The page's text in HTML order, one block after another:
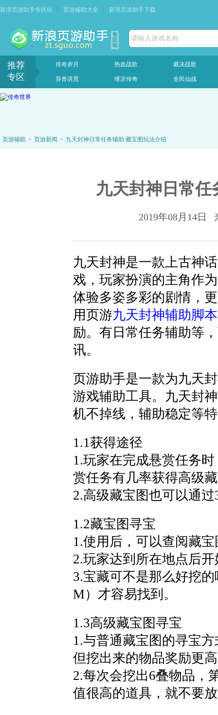
新浪页游助手专区站 页游辅助大全 新浪页游助手下载
请输入游戏名称...
推荐
专区
传奇岁月 热血战歌 裁决战歌
异兽洪荒 维京传奇 全民仙战
页游辅助 > 页游新闻 > 九天封神日常任务辅助 藏宝图玩法介绍
九天封神日常
2019年08月14日
九天封神是一款上古神
戏，玩家扮演的主角作
体验多姿多彩的剧情，
用页游九天封神辅助脚本
励。有 日常任务辅助等
讯。
页游助手是一款为九天
游戏辅助工具。九天封
机不掉线，辅助稳定等
1.1获得途径
1.玩家在完成悬赏任务
赏任务有几率获得高级
2.高级藏宝图也可以通过
1.2藏宝图寻宝
1.使用后，可以查阅藏
2.玩家达到所在地点后
3.宝藏可不是那么好挖
M）才容易找到。
1.3高级藏宝图寻宝
1.与普通藏宝图的寻宝
但挖出来的物品奖励更
2.每次会挖出6叠物品，
值很高的道具，就不要